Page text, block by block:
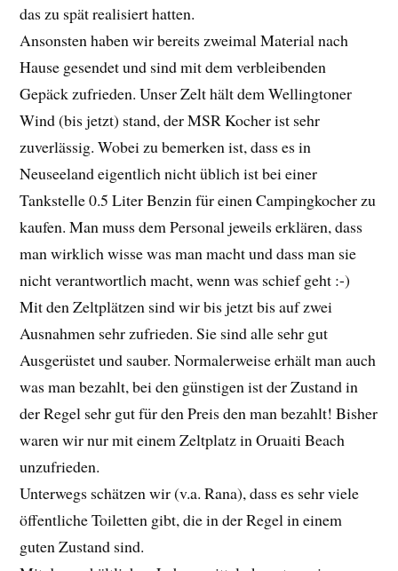
das zu spät realisiert hatten.
Ansonsten haben wir bereits zweimal Material nach
Hause gesendet und sind mit dem verbleibenden
Gepäck zufrieden. Unser Zelt hält dem Wellingtoner
Wind (bis jetzt) stand, der MSR Kocher ist sehr
zuverlässig. Wobei zu bemerken ist, dass es in
Neuseeland eigentlich nicht üblich ist bei einer
Tankstelle 0.5 Liter Benzin für einen Campingkocher zu
kaufen. Man muss dem Personal jeweils erklären, dass
man wirklich wisse was man macht und dass man sie
nicht verantwortlich macht, wenn was schief geht :-)
Mit den Zeltplätzen sind wir bis jetzt bis auf zwei
Ausnahmen sehr zufrieden. Sie sind alle sehr gut
Ausgerüstet und sauber. Normalerweise erhält man auch
was man bezahlt, bei den günstigen ist der Zustand in
der Regel sehr gut für den Preis den man bezahlt! Bisher
waren wir nur mit einem Zeltplatz in Oruaiti Beach
unzufrieden.
Unterwegs schätzen wir (v.a. Rana), dass es sehr viele
öffentliche Toiletten gibt, die in der Regel in einem
guten Zustand sind.